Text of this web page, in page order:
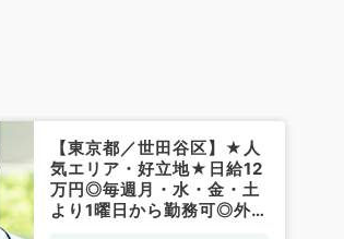
【東京都／世田谷区】★人
気エリア・好立地★日給12
万円◎毎週月・水・金・土
より1曜日から勤務可◎外